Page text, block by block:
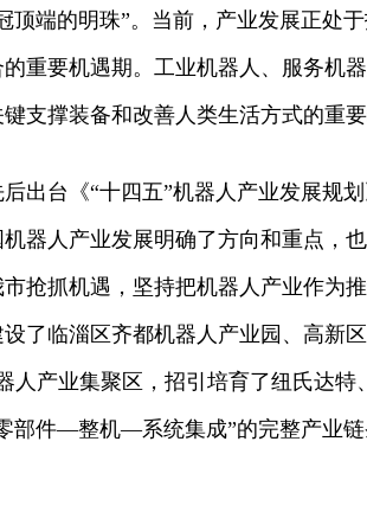
顶端的明珠”。当前，产业发展正处
重要机遇期。工业机器人、服务机
支撑装备和改善人类生活方式的重要
出台《“十四五”机器人产业发展规
器人产业发展明确了方向和重点，
抢抓机遇，坚持把机器人产业作为
了临淄区齐都机器人产业园、高新
人产业集聚区，招引培育了纽氏达特
部件—整机—系统集成”的完整产业